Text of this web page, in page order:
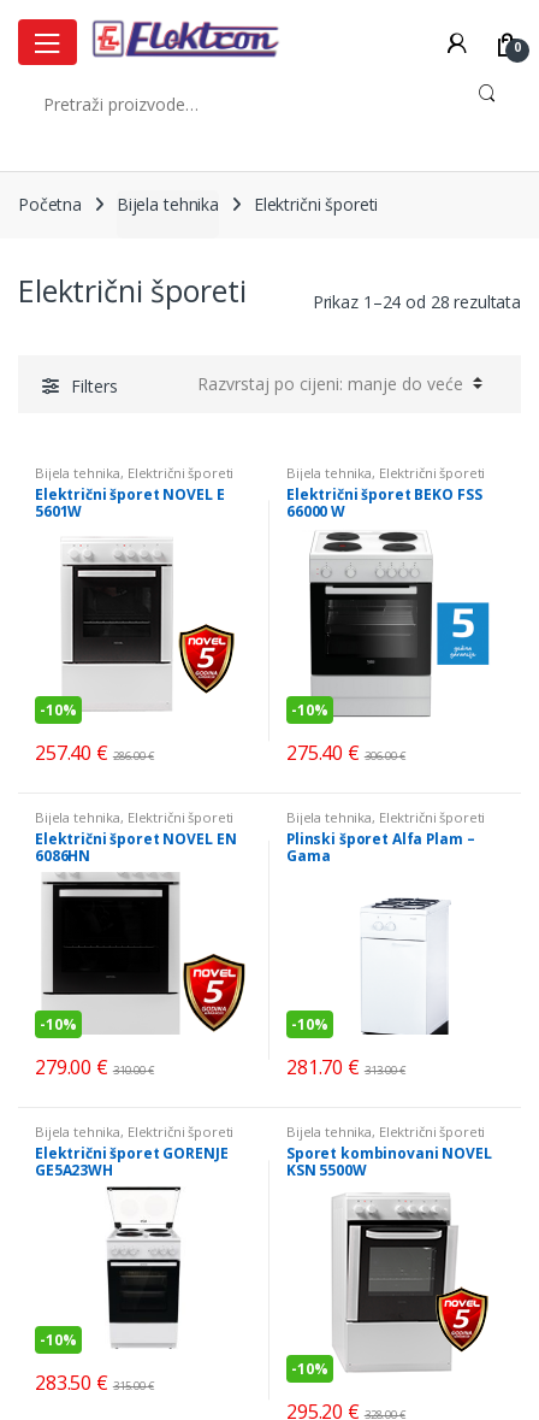
navigation
content
0
Početna Bijela tehnika Električni šporeti
Električni šporeti Prikaz 1–24 od 28 rezultata
Filters
Bijela tehnika, Električni šporeti
Električni šporet NOVEL E
5601W
-10%
257.40 € 286.00€
Bijela tehnika, Električni šporeti
Električni šporet BEKO FSS
66000 W
-10%
275.40 € 306.00€
Bijela tehnika, Električni šporeti
Električni šporet NOVEL EN
6086HN
-10%
279.00 € 310.00€
Bijela tehnika, Električni šporeti
Plinski šporet Alfa Plam –
Gama
-10%
281.70 € 313.00€
Bijela tehnika, Električni šporeti
Električni šporet GORENJE
GE5A23WH
-10%
283.50 € 315.00€
Bijela tehnika, Električni šporeti
Sporet kombinovani NOVEL
KSN 5500W
-10%
295.20 € 328.00€